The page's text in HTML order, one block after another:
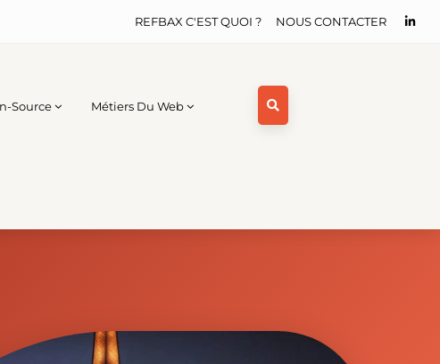
NOUS CONTACTER
REFBAX C'EST QUOI ?
Source Métiers Du Web